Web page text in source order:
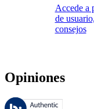
Accede a
de
consejos
Opiniones
Estas reseñas las